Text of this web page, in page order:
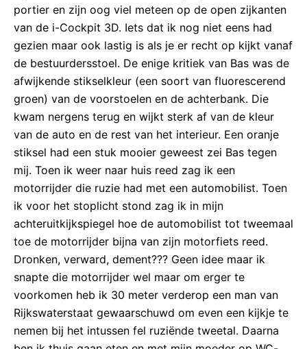
portier en zijn oog viel meteen op de open zijkanten
van de i-Cockpit 3D. Iets dat ik nog niet eens had
gezien maar ook lastig is als je er recht op kijkt vanaf
de bestuurdersstoel. De enige kritiek van Bas was de
afwijkende stikselkleur (een soort van fluorescerend
groen) van de voorstoelen en de achterbank. Die
kwam nergens terug en wijkt sterk af van de kleur
van de auto en de rest van het interieur. Een oranje
stiksel had een stuk mooier geweest zei Bas tegen
mij. Toen ik weer naar huis reed zag ik een
motorrijder die ruzie had met een automobilist. Toen
ik voor het stoplicht stond zag ik in mijn
achteruitkijkspiegel hoe de automobilist tot tweemaal
toe de motorrijder bijna van zijn motorfiets reed.
Dronken, verward, dement??? Geen idee maar ik
snapte die motorrijder wel maar om erger te
voorkomen heb ik 30 meter verderop een man van
Rijkswaterstaat gewaarschuwd om even een kijkje te
nemen bij het intussen fel ruziënde tweetal. Daarna